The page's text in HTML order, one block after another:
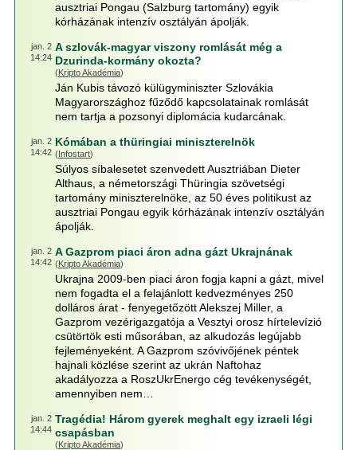
ausztriai Pongau (Salzburg tartomány) egyik
kórházának intenzív osztályán ápolják.
jan. 2
14:24
A szlovák-magyar viszony romlását még a
Dzurinda-kormány okozta?
(Kripto Akadémia)
Ján Kubis távozó külügyminiszter Szlovákia
Magyarországhoz fűződő kapcsolatainak romlását
nem tartja a pozsonyi diplomácia kudarcának.
jan. 2
14:42
Kómában a thüringiai miniszterelnök
(Infostart)
Súlyos síbalesetet szenvedett Ausztriában Dieter
Althaus, a németországi Thüringia szövetségi
tartomány miniszterelnöke, az 50 éves politikust az
ausztriai Pongau egyik kórházának intenzív osztályán
ápolják.
jan. 2
14:42
A Gazprom piaci áron adna gázt Ukrajnának
(Kripto Akadémia)
Ukrajna 2009-ben piaci áron fogja kapni a gázt, mivel
nem fogadta el a felajánlott kedvezményes 250
dolláros árat - fenyegetőzött Alekszej Miller, a
Gazprom vezérigazgatója a Vesztyi orosz hírtelevízió
csütörtök esti műsorában, az alkudozás legújabb
fejleményeként. A Gazprom szóvivőjének péntek
hajnali közlése szerint az ukrán Naftohaz
akadályozza a RoszUkrEnergo cég tevékenységét,
amennyiben nem…
jan. 2
14:44
Tragédia! Három gyerek meghalt egy izraeli légi
csapásban
(Kripto Akadémia)